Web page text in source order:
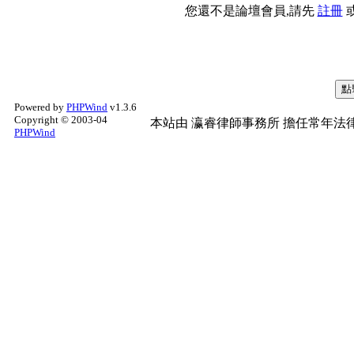
您還不是論壇會員,請先 註冊
Powered by PHPWind v1.3.6
Copyright © 2003-04
PHPWind
本站由 瀛睿律師事務所 擔任常年法